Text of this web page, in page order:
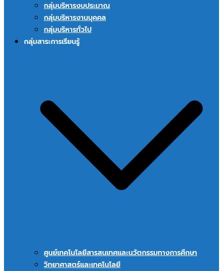
กลุ่มบริหารงบประมาณ
กลุ่มบริหารงานบุคคล
กลุ่มบริหารทั่วไป
กลุ่มสาระการเรียนรู้
ศูนย์เทคโนโลยีสารสนเทศและนวัตกรรมทางการศึกษา
วิทยาศาสตร์และเทคโนโลยี